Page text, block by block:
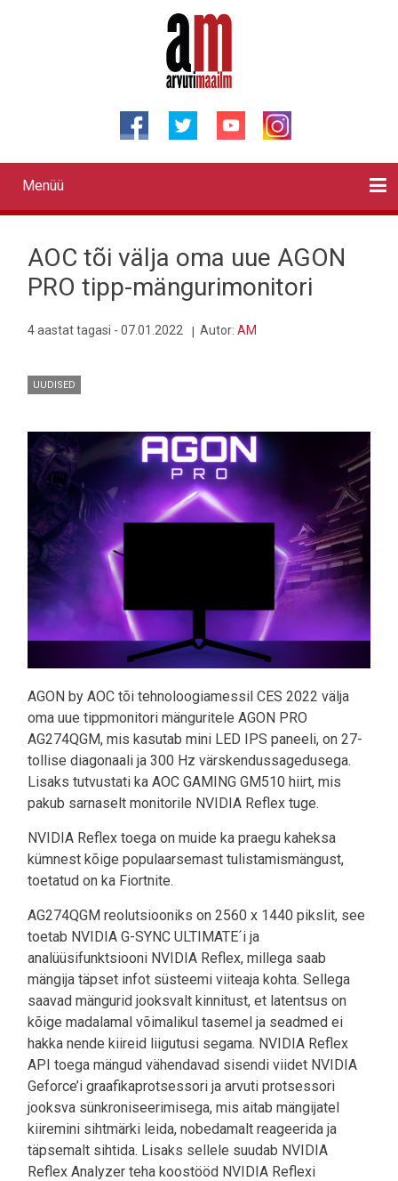
Primary
links
Menüü
AOC tõi välja oma uue AGON
PRO tipp-mängurimonitori
4 aastat tagasi - 07.01.2022 Autor: AM
UUDISED
Pilt
AGON by AOC tõi tehnoloogiamessil CES 2022 välja
oma uue tippmonitori mänguritele AGON PRO
AG274QGM, mis kasutab mini LED IPS paneeli, on 27-
tollise diagonaali ja 300 Hz värskendussagedusega.
Lisaks tutvustati ka AOC GAMING GM510 hiirt, mis
pakub sarnaselt monitorile NVIDIA Reflex tuge.
NVIDIA Reflex toega on muide ka praegu kaheksa
kümnest kõige populaarsemast tulistamismängust,
toetatud on ka Fiortnite.
AG274QGM reolutsiooniks on 2560 x 1440 pikslit, see
toetab NVIDIA G-SYNC ULTIMATE´i ja
analüüsifunktsiooni NVIDIA Reflex, millega saab
mängija täpset infot süsteemi viiteaja kohta. Sellega
saavad mängurid jooksvalt kinnitust, et latentsus on
kõige madalamal võimalikul tasemel ja seadmed ei
hakka nende kiireid liigutusi segama. NVIDIA Reflex
API toega mängud vähendavad sisendi viidet NVIDIA
Geforce’i graafikaprotsessori ja arvuti protsessori
jooksva sünkroniseerimisega, mis aitab mängijatel
kiiremini sihtmärki leida, nobedamalt reageerida ja
täpsemalt sihtida. Lisaks sellele suudab NVIDIA
Reflex Analyzer teha koostööd NVIDIA Reflexi